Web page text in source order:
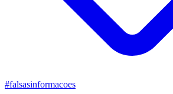
#falsasinformacoes